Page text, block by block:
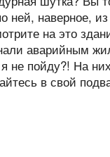
ней, наверное,
на это
аварийным
не пойду?! На
в свой